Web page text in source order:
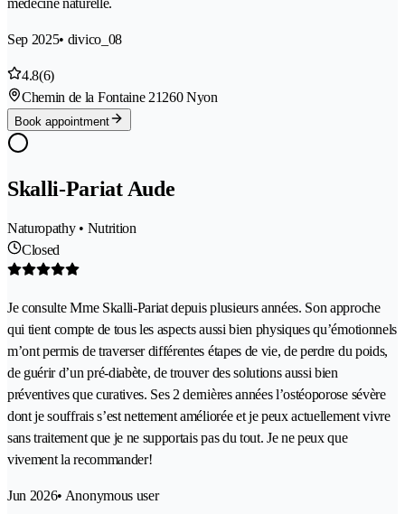
médecine naturelle.
Sep 2025• divico_08
4.8(6)
Chemin de la Fontaine 21260 Nyon
Book appointment
Skalli-Pariat Aude
Naturopathy • Nutrition
Closed
Je consulte Mme Skalli-Pariat depuis plusieurs années. Son approche
qui tient compte de tous les aspects aussi bien physiques qu’émotionnels
m’ont permis de traverser différentes étapes de vie, de perdre du poids,
de guérir d’un pré-diabète, de trouver des solutions aussi bien
préventives que curatives. Ses 2 dernières années l’ostéoporose sévère
dont je souffrais s’est nettement améliorée et je peux actuellement vivre
sans traitement que je ne supportais pas du tout. Je ne peux que
vivement la recommander!
Jun 2026• Anonymous user